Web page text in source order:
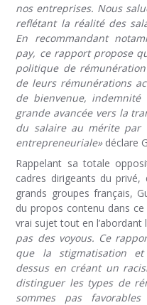
nos entreprises. Nous
reflétant la réalité des
En recommandant
pay, ce rapport propose
politique de
de leurs rémunérations
de bienvenue, indemnité
grande avancée vers la
du salaire au mérite par
entrepreneuriale»déclare
Rappelant sa totale
cadres dirigeants du
grands groupes français,
du propos contenu dans
vrai sujet tout en l’abordant
pas des voyous. Ce
que la stigmatisation
dessus en créant un
distinguer les types de
sommes pas